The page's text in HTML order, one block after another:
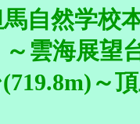
自然学校
雲海展望
～